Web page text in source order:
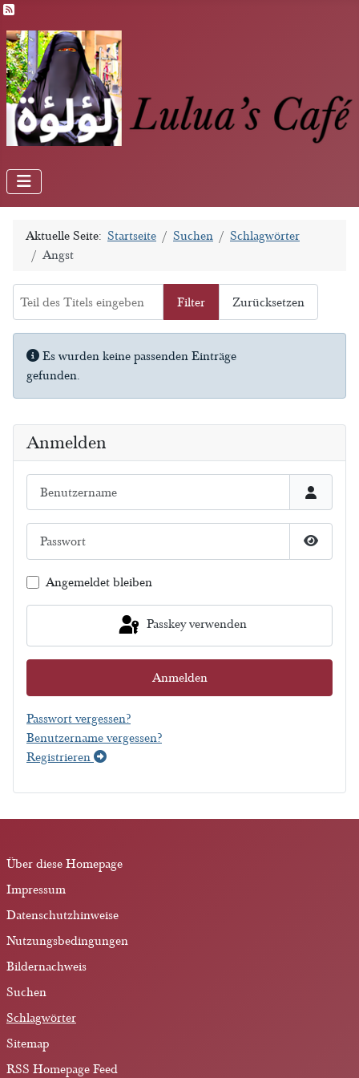
Aktuelle Seite: Startseite Suchen
Schlagwörter
Angst
Filter Zurücksetzen
Information
Es wurden keine passenden Einträge
gefunden.
Anmelden
Angemeldet bleiben
Passkey verwenden
Anmelden
Passwort vergessen?
Benutzername vergessen?
Registrieren
Über diese Homepage
Impressum
Datenschutzhinweise
Nutzungsbedingungen
Bildernachweis
Suchen
Schlagwörter
Sitemap
RSS Homepage Feed